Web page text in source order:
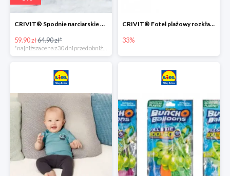
CRIVIT® Spodnie narciarskie dziewczęce
59.90 zł64.90 zł*
*najniższa cena z 30 dni przed obniżką
CRIVIT® Fotel plażowy rozkładany / Brodzik dziecięcy
33%